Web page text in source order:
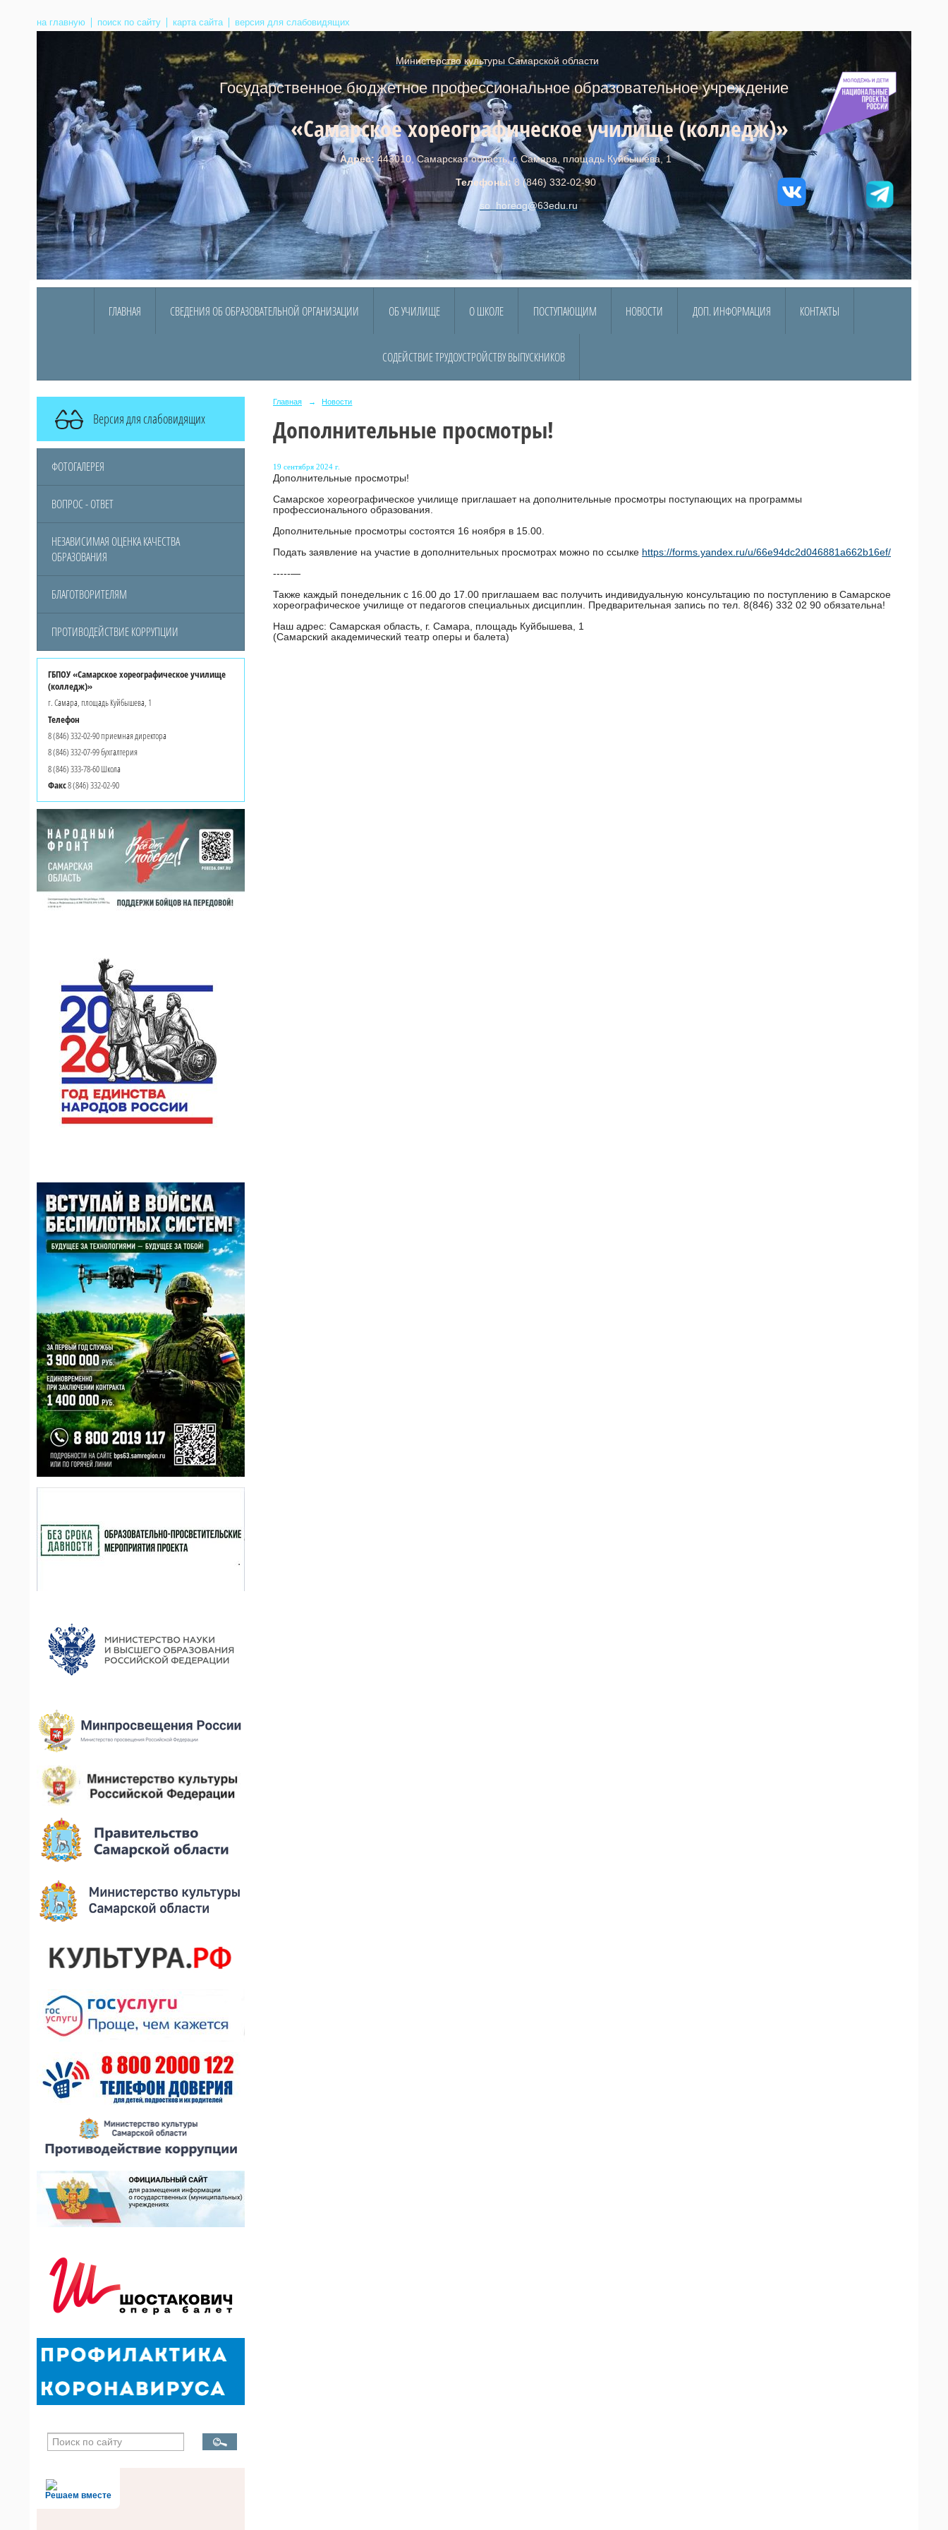
на главную поиск по сайту карта сайта версия для слабовидящих
Министерство культуры Самарской области
Государственное бюджетное профессиональное образовательное учреждение
«Самарское хореографическое училище (колледж)»
Адрес: 443010, Самарская область, г. Самара, площадь Куйбышева, 1
Телефоны:8 (846) 332-02-90
so_horeog@63edu.ru
ГЛАВНАЯ СВЕДЕНИЯ ОБ ОБРАЗОВАТЕЛЬНОЙ ОРГАНИЗАЦИИ ОБ УЧИЛИЩЕ О ШКОЛЕ ПОСТУПАЮЩИМ НОВОСТИ ДОП. ИНФОРМАЦИЯ КОНТАКТЫ
СОДЕЙСТВИЕ ТРУДОУСТРОЙСТВУ ВЫПУСКНИКОВ
Версия для слабовидящих
ФОТОГАЛЕРЕЯ
ВОПРОС - ОТВЕТ
НЕЗАВИСИМАЯ ОЦЕНКА КАЧЕСТВА
ОБРАЗОВАНИЯ
БЛАГОТВОРИТЕЛЯМ
ПРОТИВОДЕЙСТВИЕ КОРРУПЦИИ
ГБПОУ «Самарское хореографическое училище
(колледж)»
г. Самара, площадь Куйбышева, 1
Телефон
8 (846) 332-02-90 приемная директора
8 (846) 332-07-99 бухгалтерия
8 (846) 333-78-60 Школа
Факс8 (846) 332-02-90
Решаем вместе
Главная → Новости
Дополнительные просмотры!
19 сентября 2024 г.
Дополнительные просмотры!
Самарское хореографическое училище приглашает на дополнительные просмотры поступающих на программы
профессионального образования.
Дополнительные просмотры состоятся 16 ноября в 15.00.
Подать заявление на участие в дополнительных просмотрах можно по ссылке https://forms.yandex.ru/u/66e94dc2d046881a662b16ef/
-----—
Также каждый понедельник с 16.00 до 17.00 приглашаем вас получить индивидуальную консультацию по поступлению в Самарское
хореографическое училище от педагогов специальных дисциплин. Предварительная запись по тел. 8(846) 332 02 90 обязательна!
Наш адрес: Самарская область, г. Самара, площадь Куйбышева, 1
(Самарский академический театр оперы и балета)